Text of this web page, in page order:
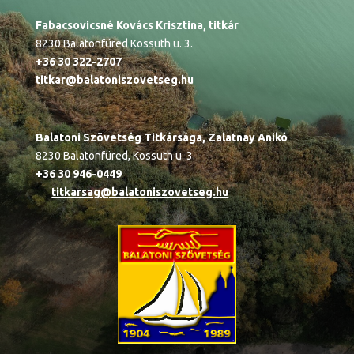
Fabacsovicsné Kovács Krisztina, titkár
8230 Balatonfüred Kossuth u. 3.
+36 30 322-2707
titkar@balatoniszovetseg.hu
Balatoni Szövetség Titkársága,Zalatnay Anikó
8230 Balatonfüred, Kossuth u. 3.
+36 30 946-0449
titkarsag@balatoniszovetseg.hu